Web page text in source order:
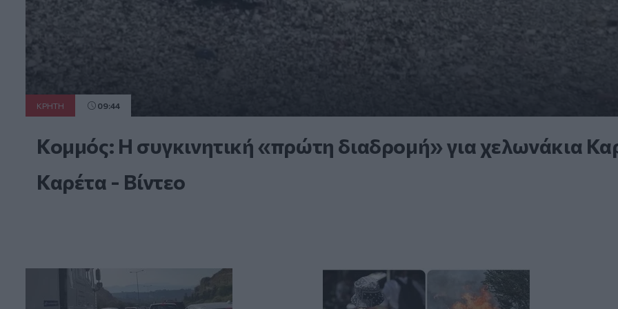
ΚΡΗΤΗ 09:44
Κομμός: Η συγκινητική «πρώτη διαδρομή» για χελωνάκια
Καρέτα - Βίντεο